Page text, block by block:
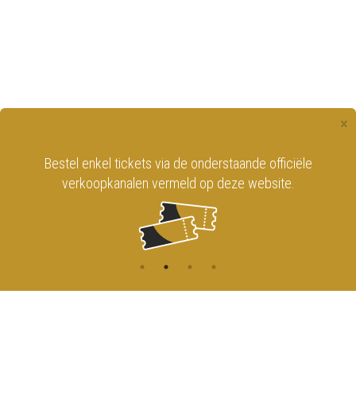
×
Bestel enkel tickets via de onderstaande officiële
verkoopkanalen vermeld op deze website.